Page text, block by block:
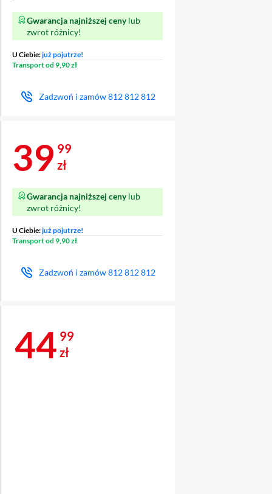
Gwarancja najniższej cenylub
zwrot różnicy!
U Ciebie:już pojutrze!
Transport od 9,90 zł
Zadzwoń i zamów812 812 812
Cena 39,99 zł
39 99
zł
Gwarancja najniższej cenylub
zwrot różnicy!
U Ciebie:już pojutrze!
Transport od 9,90 zł
Zadzwoń i zamów812 812 812
Cena 44,99 zł
44 99
zł